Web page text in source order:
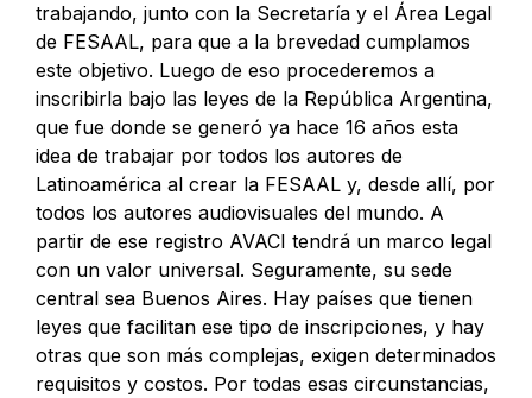
trabajando, junto con la Secretaría y el Área Legal
de FESAAL, para que a la brevedad cumplamos
este objetivo. Luego de eso procederemos a
inscribirla bajo las leyes de la República Argentina,
que fue donde se generó ya hace 16 años esta
idea de trabajar por todos los autores de
Latinoamérica al crear la FESAAL y, desde allí, por
todos los autores audiovisuales del mundo. A
partir de ese registro AVACI tendrá un marco legal
con un valor universal. Seguramente, su sede
central sea Buenos Aires. Hay países que tienen
leyes que facilitan ese tipo de inscripciones, y hay
otras que son más complejas, exigen determinados
requisitos y costos. Por todas esas circunstancias,